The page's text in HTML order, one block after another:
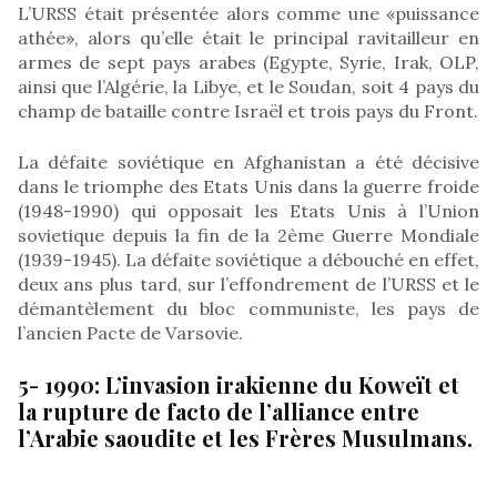
L’URSS était présentée alors comme une «puissance
athée», alors qu’elle était le principal ravitailleur en
armes de sept pays arabes (Egypte, Syrie, Irak, OLP,
ainsi que l’Algérie, la Libye, et le Soudan, soit 4 pays du
champ de bataille contre Israël et trois pays du Front.
La défaite soviétique en Afghanistan a été décisive
dans le triomphe des Etats Unis dans la guerre froide
(1948-1990) qui opposait les Etats Unis à l’Union
sovietique depuis la fin de la 2ème Guerre Mondiale
(1939-1945). La défaite soviétique a débouché en effet,
deux ans plus tard, sur l’effondrement de l’URSS et le
démantèlement du bloc communiste, les pays de
l’ancien Pacte de Varsovie.
5- 1990: L’invasion irakienne du Koweït et
la rupture de facto de l’alliance entre
l’Arabie saoudite et les Frères Musulmans.